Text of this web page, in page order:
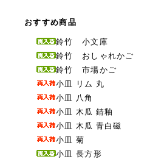
おすすめ商品
鈴竹 小文庫
鈴竹 おしゃれかご
鈴竹 市場かご
小皿 リム 丸
小皿 八角
小皿 木瓜 錆釉
小皿 木瓜 青白磁
小皿 菊
小皿 長方形